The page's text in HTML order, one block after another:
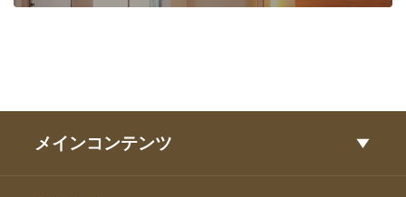
メインコンテンツ